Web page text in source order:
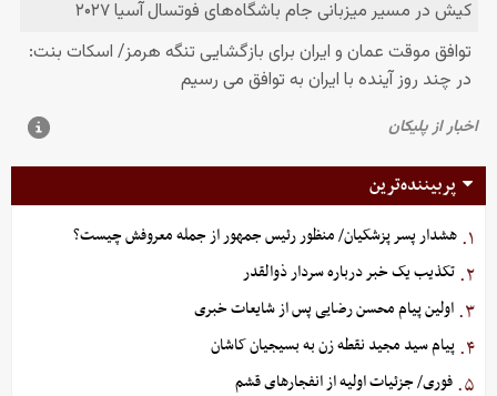
پربیننده‌ترین
۱. هشدار پسر پزشکیان/ منظور رئیس جمهور از جمله معروفش چیست؟
۲. تکذیب یک خبر درباره سردار ذوالقدر
۳. اولین پیام محسن رضایی پس از شایعات خبری
۴. پیام سید مجید نقطه زن به بسیجیان کاشان
۵. فوری/ جزئیات اولیه از انفجارهای قشم